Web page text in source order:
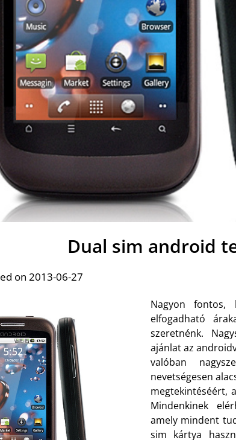
Dual sim android
on 2013-06-27
Nagyon
elfogadható
szeretnénk.
ajánlat az
valóban
nevetségesen
megtekintéséért,
Mindenkinek
amely mindent
sim kártya